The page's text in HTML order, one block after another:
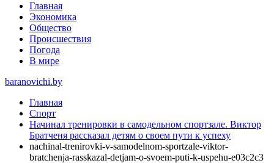
Главная
Экономика
Общество
Происшествия
Погода
В мире
baranovichi.by
Главная
Спорт
Начинал тренировки в самодельном спортзале. Виктор
Братченя рассказал детям о своем пути к успеху
nachinal-trenirovki-v-samodelnom-sportzale-viktor-
bratchenja-rasskazal-detjam-o-svoem-puti-k-uspehu-e03c2c3